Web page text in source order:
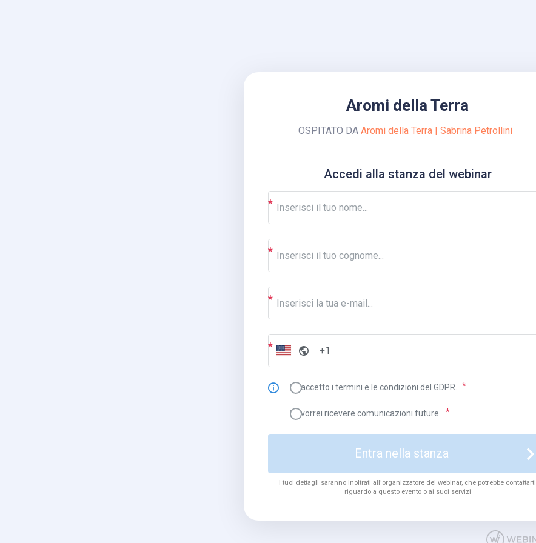
Aromi della Terra
OSPITATO DA Aromi della Terra | Sabrina Petrollini
Accedi alla stanza del webinar
Sì, accetto i termini e le condizioni del GDPR.
Sì, vorrei ricevere comunicazioni future.
Entra nella stanza
I tuoi dettagli saranno inoltrati all'organizzatore del webinar, che potrebbe contattarti
riguardo a questo evento o ai suoi servizi